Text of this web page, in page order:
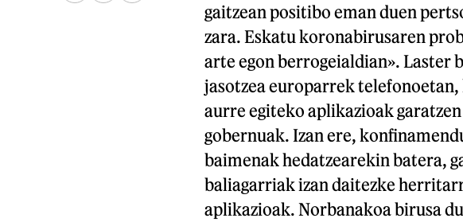
gaitzean positibo eman duen
zara. Eskatu koronabirusaren
arte egon berrogeialdian». Laster
jasotzea europarrek
aurre egiteko aplikazioak
gobernuak. Izan ere,
baimenak hedatzearekin batera,
baliagarriak izan daitezke
aplikazioak. Norbanakoa birusa